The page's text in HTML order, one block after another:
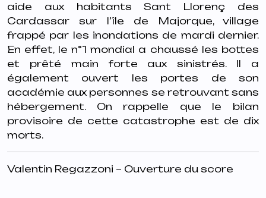
aide aux habitants Sant Llorenç des
Cardassar sur l’île de Majorque, village
frappé par les inondations de mardi dernier.
En effet, le n°1 mondial a chaussé les bottes
et prêté main forte aux sinistrés. Il a
également ouvert les portes de son
académie aux personnes se retrouvant sans
hébergement. On rappelle que le bilan
provisoire de cette catastrophe est de dix
morts.
Valentin Regazzoni – Ouverture du score